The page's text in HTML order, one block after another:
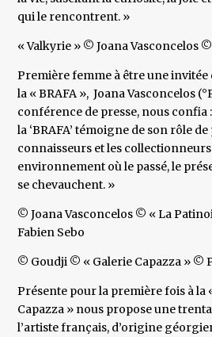
qui le rencontrent. »
« Valkyrie » © Joana Vasconcelos
Première femme à être une invitée
la « BRAFA », Joana Vasconcelos
conférence de presse, nous confia
la ‘BRAFA’ témoigne de son rôle
connaisseurs et les
environnement où le passé, le
se chevauchent. »
© Joana Vasconcelos © « La
Fabien Sebo
© Goudji © « Galerie Capazza » ©
Présente pour la première fois à la
Capazza » nous propose une
l’artiste français, d’origine